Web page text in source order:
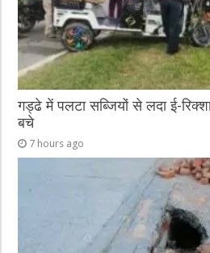
गड्ढे में पलटा सब्जियों से लदा ई-
बचे
7 hours ago